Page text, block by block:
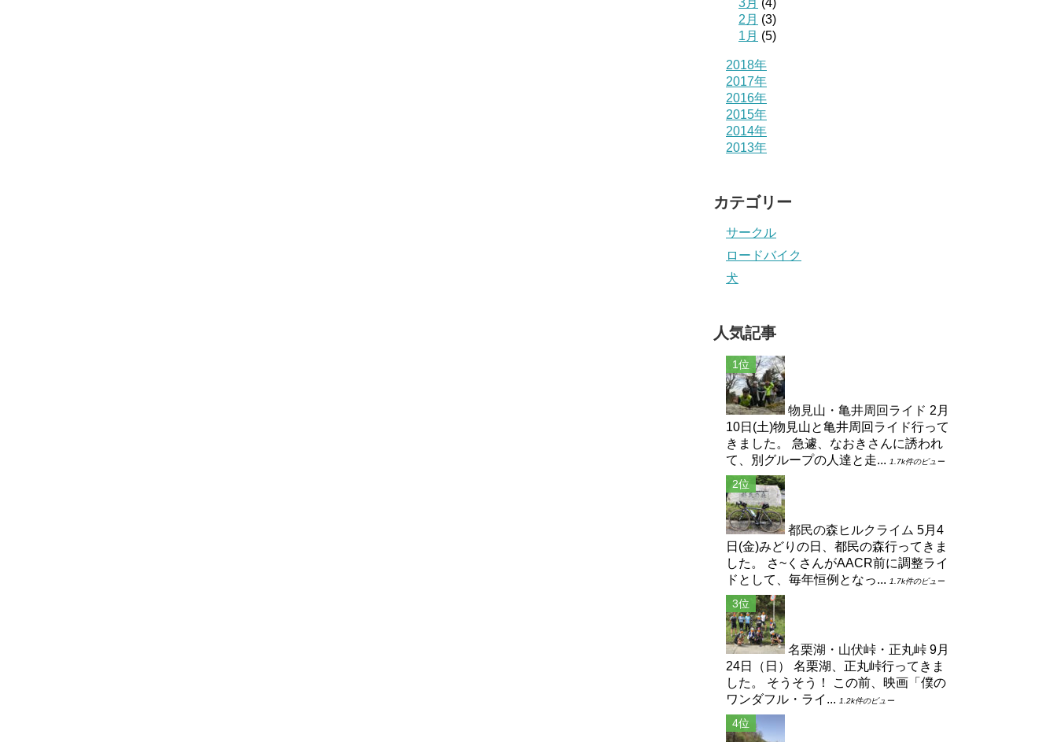
3月 (4)
2月 (3)
1月 (5)
2018年
2017年
2016年
2015年
2014年
2013年
カテゴリー
サークル
ロードバイク
犬
人気記事
物見山・亀井周回ライド 2月
10日(土)物見山と亀井周回ライド行って
きました。 急遽、なおきさんに誘われ
て、別グループの人達と走... 1.7k件のビュー
都民の森ヒルクライム 5月4
日(金)みどりの日、都民の森行ってきま
した。 さ~くさんがAACR前に調整ライ
ドとして、毎年恒例となっ... 1.7k件のビュー
名栗湖・山伏峠・正丸峠 9月
24日（日） 名栗湖、正丸峠行ってきま
した。 そうそう！ この前、映画「僕の
ワンダフル・ライ... 1.2k件のビュー